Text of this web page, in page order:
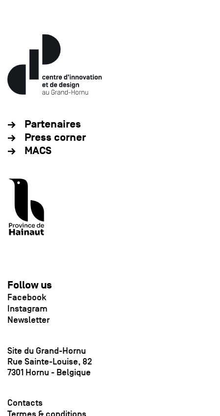
Partenaires
Press corner
MACS
Follow us
Facebook
Instagram
Newsletter
Site du Grand-Hornu
Rue Sainte-Louise, 82
7301 Hornu - Belgique
Contacts